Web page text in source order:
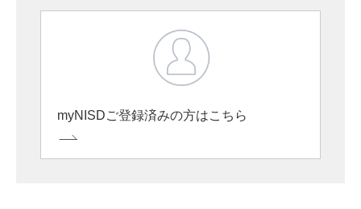
myNISDご登録済みの方はこちら